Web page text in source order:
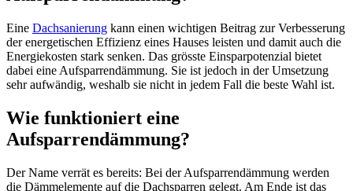
Eine Dachsanierung kann einen wichtigen Beitrag zur Verbesserung
der energetischen Effizienz eines Hauses leisten und damit auch die
Energiekosten stark senken. Das grösste Einsparpotenzial bietet
dabei eine Aufsparrendämmung. Sie ist jedoch in der Umsetzung
sehr aufwändig, weshalb sie nicht in jedem Fall die beste Wahl ist.
Wie funktioniert eine
Aufsparrendämmung?
Der Name verrät es bereits: Bei der Aufsparrendämmung werden
die Dämmelemente auf die Dachsparren gelegt. Am Ende ist das